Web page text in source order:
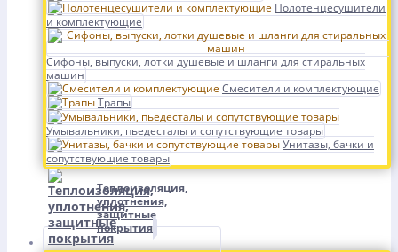
Полотенцесушители
и комплектующие
Сифоны, выпуски, лотки душевые и шланги для стиральных
машин
Смесители и комплектующие
Трапы
Умывальники, пьедесталы и сопутствующие товары
Унитазы, бачки и
сопутствующие товары
Теплоизоляция,
уплотнения,
защитные
покрытия